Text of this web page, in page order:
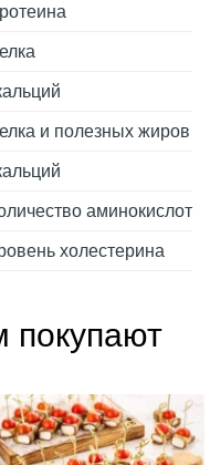
и полезных жиров
аминокислот
холестерина
покупают